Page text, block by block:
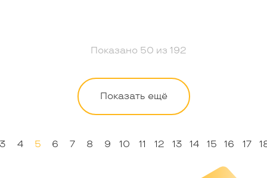
Показано 50 из 192
Показать ещё
3 4 5 6 7 8 9 10 11 12 13 14 15 16 17